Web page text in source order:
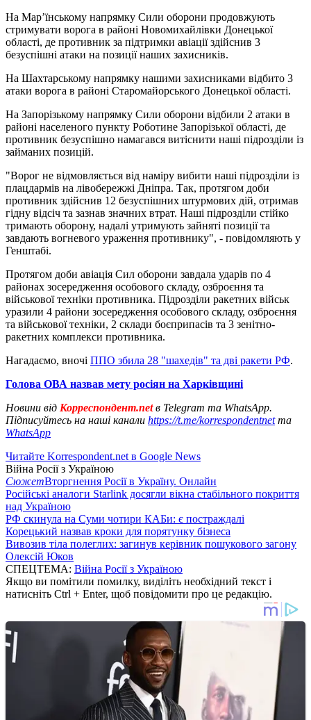
На Мар’їнському напрямку Сили оборони продовжують
стримувати ворога в районі Новомихайлівки Донецької
області, де противник за підтримки авіації здійснив 3
безуспішні атаки на позиції наших захисників.
На Шахтарському напрямку нашими захисниками відбито 3
атаки ворога в районі Старомайорського Донецької області.
На Запорізькому напрямку Сили оборони відбили 2 атаки в
районі населеного пункту Роботине Запорізької області, де
противник безуспішно намагався витіснити наші підрозділи із
займаних позицій.
"Ворог не відмовляється від наміру вибити наші підрозділи із
плацдармів на лівобережжі Дніпра. Так, протягом доби
противник здійснив 12 безуспішних штурмових дій, отримав
гідну відсіч та зазнав значних втрат. Наші підрозділи стійко
тримають оборону, надалі утримують зайняті позиції та
завдають вогневого ураження противнику", - повідомляють у
Генштабі.
Протягом доби авіація Сил оборони завдала ударів по 4
районах зосередження особового складу, озброєння та
військової техніки противника. Підрозділи ракетних військ
уразили 4 райони зосередження особового складу, озброєння
та військової техніки, 2 склади боєприпасів та 3 зенітно-
ракетних комплекси противника.
Нагадаємо, вночі ППО збила 28 "шахедів" та дві ракети РФ.
Голова ОВА назвав мету росіян на Харківщині
Новини від Корреспондент.netв Telegram та WhatsApp.
Підписуйтесь на наші канали https://t.me/korrespondentnetта
WhatsApp
Читайте Korrespondent.net в Google News
Війна Росії з Україною
СюжетВторгнення Росії в Україну. Онлайн
Російські аналоги Starlink досягли вікна стабільного покриття
над Україною
РФ скинула на Суми чотири КАБи: є постраждалі
Корецький назвав кроки для порятунку бізнеса
Вивозив тіла полеглих: загинув керівник пошукового загону
Олексій Юков
СПЕЦТЕМА: Війна Росії з Україною
Якщо ви помітили помилку, виділіть необхідний текст і
натисніть Ctrl + Enter, щоб повідомити про це редакцію.